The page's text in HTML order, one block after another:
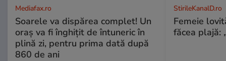
Mediafax.ro
Soarele va dispărea complet! Un
oraș va fi înghițit de întuneric în
plină zi, pentru prima dată după
860 de ani
StirileKanalD.ro
Femeie
făcea plajă: